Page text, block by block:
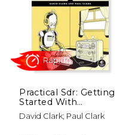
$ 11.46
Practical Sdr: Getting
Started With
Software-Defined
Radio (en Inglés)
David Clark; Paul Clark